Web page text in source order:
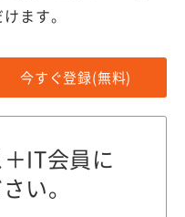
ます。
今すぐ登録(無料)
IT会員に
い。